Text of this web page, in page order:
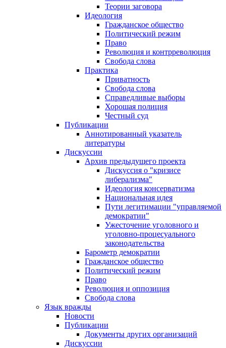
Теории заговора
Идеология
Гражданское общество
Политический режим
Право
Революция и контрреволюция
Свобода слова
Практика
Приватность
Свобода слова
Справедливые выборы
Хорошая полиция
Честный суд
Публикации
Аннотированный указатель
литературы
Дискуссии
Архив предыдущего проекта
Дискуссия о "кризисе
либерализма"
Идеология консерватизма
Национальная идея
Пути легитимации "управляемой
демократии"
Ужесточение уголовного и
уголовно-процесуального
законодательства
Барометр демократии
Гражданское общество
Политический режим
Право
Революция и оппозиция
Свобода слова
Язык вражды
Новости
Публикации
Документы других организаций
Дискуссии